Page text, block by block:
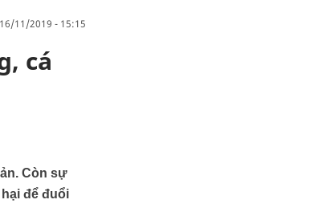
11/2019 - 15:15
cá
Còn sự
để đuổi